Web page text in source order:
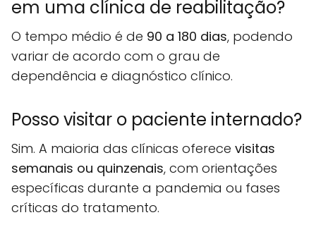
em uma clínica de reabilitação?
O tempo médio é de 90 a 180 dias, podendo
variar de acordo com o grau de
dependência e diagnóstico clínico.
Posso visitar o paciente internado?
Sim. A maioria das clínicas oferece visitas
semanais ou quinzenais, com orientações
específicas durante a pandemia ou fases
críticas do tratamento.